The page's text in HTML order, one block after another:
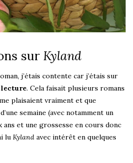
sur Kyland
j’étais contente car j’étais sur
lecture. Cela faisait plusieurs romans
plaisaient vraiment et que
semaine (avec notamment un
ans et une grossesse en cours donc
lu Kyland avec intérêt en quelques